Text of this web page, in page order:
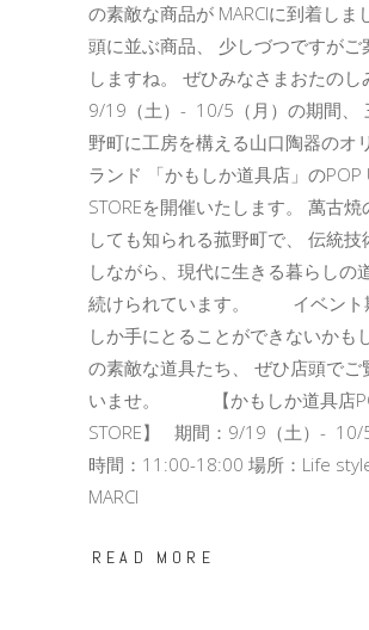
の素敵な商品が MARCIに到着しま
頭に並ぶ商品、 少しづつですがご
しますね。 ぜひみなさまおたのし
9/19（土）- 10/5（月）の期間、
野町に工房を構える山口陶器のオ
ランド 「かもしか道具店」のPOP
STOREを開催いたします。 萬古焼
しても知られる菰野町で、 伝統技
しながら、現代に生きる暮らしの
続けられています。 イベント
しか手にとることができないかも
の素敵な道具たち、 ぜひ店頭でご
いませ。 【かもしか道具店
STORE】 期間：9/19（土）- 10/5
時間：11:00-18:00 場所：Life
MARCI
READ MORE